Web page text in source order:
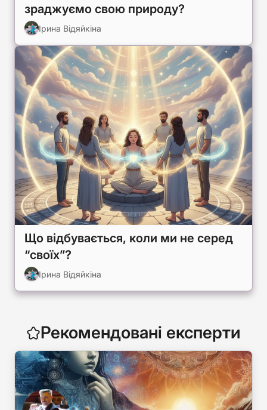
зраджуємо свою природу?
Ірина Відяйкіна
Що відбувається, коли ми не серед
“своїх”?
Ірина Відяйкіна
Рекомендовані експерти